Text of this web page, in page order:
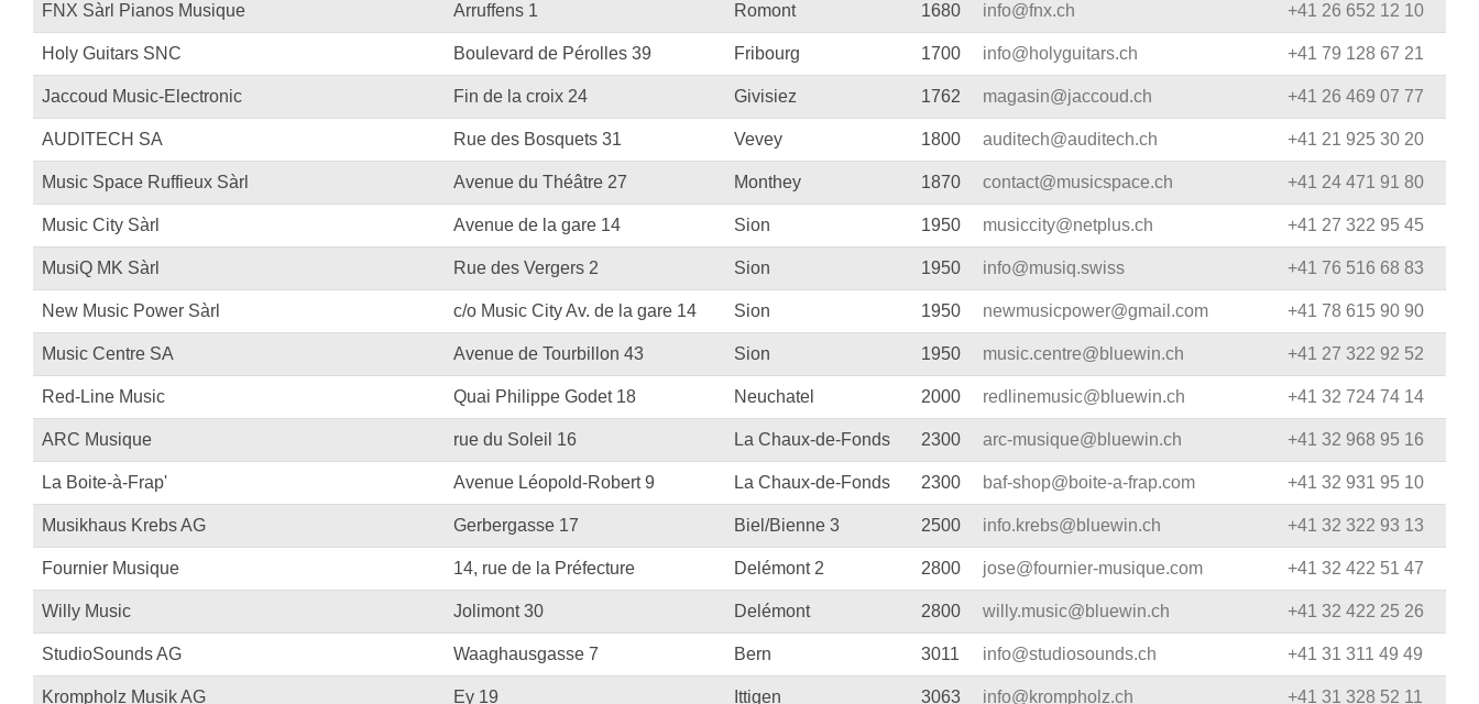
FNX Sàrl Pianos Musique Arruffens 1 Romont 1680 info@fnx.ch +41 26 652 12 10
Holy Guitars SNC Boulevard de Pérolles 39 Fribourg 1700 info@holyguitars.ch +41 79 128 67 21
Jaccoud Music-Electronic Fin de la croix 24 Givisiez 1762 magasin@jaccoud.ch +41 26 469 07 77
AUDITECH SA Rue des Bosquets 31 Vevey 1800 auditech@auditech.ch +41 21 925 30 20
Music Space Ruffieux Sàrl Avenue du Théâtre 27 Monthey 1870 contact@musicspace.ch +41 24 471 91 80
Music City Sàrl Avenue de la gare 14 Sion 1950 musiccity@netplus.ch +41 27 322 95 45
MusiQ MK Sàrl Rue des Vergers 2 Sion 1950 info@musiq.swiss +41 76 516 68 83
New Music Power Sàrl c/o Music City Av. de la gare 14 Sion 1950 newmusicpower@gmail.com +41 78 615 90 90
Music Centre SA Avenue de Tourbillon 43 Sion 1950 music.centre@bluewin.ch +41 27 322 92 52
Red-Line Music Quai Philippe Godet 18 Neuchatel 2000 redlinemusic@bluewin.ch +41 32 724 74 14
ARC Musique rue du Soleil 16 La Chaux-de-Fonds 2300 arc-musique@bluewin.ch +41 32 968 95 16
La Boite-à-Frap' Avenue Léopold-Robert 9 La Chaux-de-Fonds 2300 baf-shop@boite-a-frap.com +41 32 931 95 10
Musikhaus Krebs AG Gerbergasse 17 Biel/Bienne 3 2500 info.krebs@bluewin.ch +41 32 322 93 13
Fournier Musique 14, rue de la Préfecture Delémont 2 2800 jose@fournier-musique.com +41 32 422 51 47
Willy Music Jolimont 30 Delémont 2800 willy.music@bluewin.ch +41 32 422 25 26
StudioSounds AG Waaghausgasse 7 Bern 3011 info@studiosounds.ch +41 31 311 49 49
Krompholz Musik AG Ey 19 Ittigen 3063 info@krompholz.ch +41 31 328 52 11